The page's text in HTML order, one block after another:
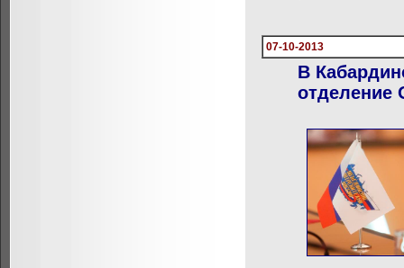
07-10-2013
В
отделение